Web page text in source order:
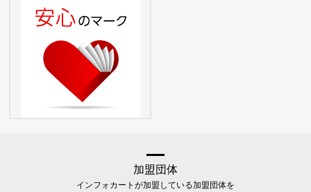
加盟団体
インフォカートが加盟している加盟団体を